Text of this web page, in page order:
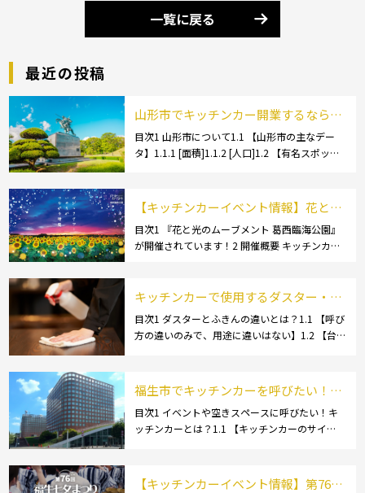
一覧に戻る
最近の投稿
山形市でキッチンカー開業するなら格
安のレンタル・リース！営業許可取得
の流れも解説！
目次1 山形市について1.1 【山形市の主なデー
タ】1.1.1 [面積]1.1.2 [人口]1.2 【有名スポッ
【キッチンカーイベント情報】花と光
のムーブメント 葛西臨海公園が開催さ
れています！
目次1 『花と光のムーブメント 葛西臨海公園』
が開催されています！2 開催概要 キッチンカー
ルメイベントが催されています。 開業前にキ
キッチンカーで使用するダスター・ふ
きんの選び方とは？おすすめ商品3選
も紹介！
目次1 ダスターとふきんの違いとは？1.1 【呼び
方の違いのみで、用途に違いはない】1.2 【台
特徴2.1 【綿】2.2 【マイクロ […]
福生市でキッチンカーを呼びたい！派
遣してもらうにはどうすれば良いの？
依頼の流れや人気メニューを解説
目次1 イベントや空きスペースに呼びたい！キ
ッチンカーとは？1.1 【キッチンカーのサイ
チンカー:1t～ […]
【キッチンカーイベント情報】第76回